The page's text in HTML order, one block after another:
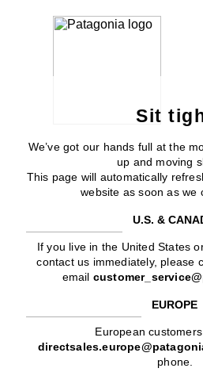
Sit
We’ve got our hands full at the
up and moving
This page will automatically
website as soon as we
U.S. &
If you live in the United States
contact us immediately, please
email
EUROPE
European
phone.